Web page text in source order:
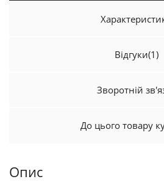
Відгуки(1)
Зворотній
До цього товару
Опис